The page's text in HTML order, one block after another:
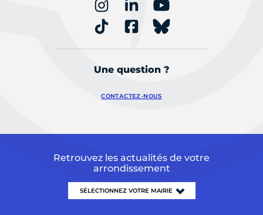
Une question ?
CONTACTEZ-NOUS
Retrouvez les actualités de votre
arrondissement